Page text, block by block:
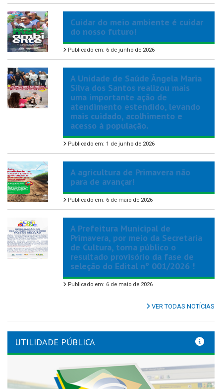
Cuidar do meio ambiente é cuidar
do nosso futuro!
Publicado em: 6 de junho de 2026
A Unidade de Saúde Ângela Maria
Silva dos Santos realizou mais
uma importante ação de
atendimento estendido, levando
mais cuidado, acolhimento e
acesso à população.
Publicado em: 1 de junho de 2026
A agricultura de Primavera não
para de avançar!
Publicado em: 6 de maio de 2026
A Prefeitura Municipal de
Primavera, por meio da Secretaria
de Cultura, torna público o
resultado provisório da fase de
seleção do Edital nº 001/2026 !
Publicado em: 6 de maio de 2026
VER TODAS NOTÍCIAS
UTILIDADE PÚBLICA